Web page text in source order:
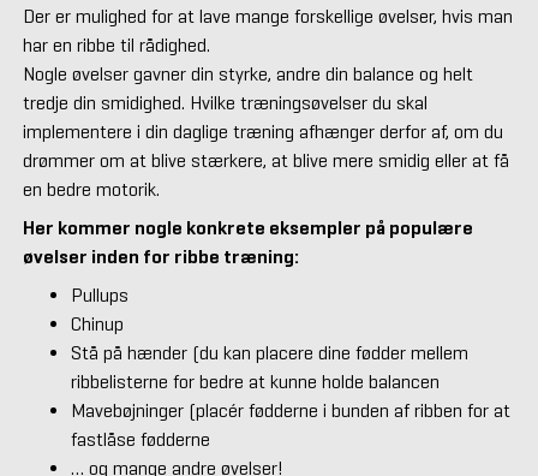
Der er mulighed for at lave mange forskellige øvelser, hvis man
har en ribbe til rådighed.
Nogle øvelser gavner din styrke, andre din balance og helt
tredje din smidighed. Hvilke træningsøvelser du skal
implementere i din daglige træning afhænger derfor af, om du
drømmer om at blive stærkere, at blive mere smidig eller at få
en bedre motorik.
Her kommer nogle konkrete eksempler på populære
øvelser inden for ribbe træning:
Pullups
Chinup
Stå på hænder (du kan placere dine fødder mellem
ribbelisterne for bedre at kunne holde balancen
Mavebøjninger (placér fødderne i bunden af ribben for at
fastlåse fødderne
… og mange andre øvelser!